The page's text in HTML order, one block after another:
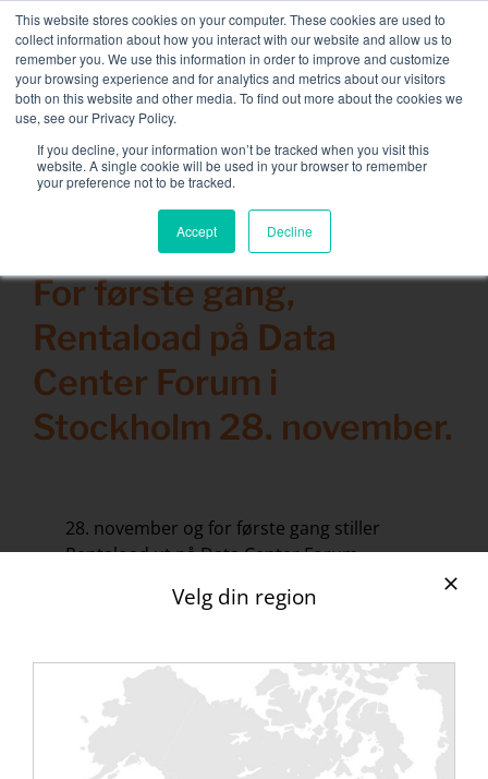
This website stores cookies on your computer. These cookies are used to
collect information about how you interact with our website and allow us to
remember you. We use this information in order to improve and customize
your browsing experience and for analytics and metrics about our visitors
both on this website and other media. To find out more about the cookies we
use, see our Privacy Policy.
If you decline, your information won’t be tracked when you visit this
website. A single cookie will be used in your browser to remember
your preference not to be tracked.
Accept Decline
content
NY FLEET: 3,5 MW / MVA lastbanker tilgjengelig, mer
informasjon her.
TA KONTAKT MED
Toggle
Tilknyttede tjenester
Sektor og løsninger
Selskap
Ressurser
Ta kontakt med
Kalender
Search
for:
13 november 2019
For første gang,
Rentaload på Data
Center Forum i
Stockholm 28. november.
28. november og for første gang stiller
Rentaload ut på Data Center Forum
Vi vil gjerne møte deg og dele med deg vår
igangkjøringstester ved hjelp av våre
lastbanker. Vi tilbyr unike dedikerte
løsninger med høy merverdi for
sluttkunden.
Velg din region